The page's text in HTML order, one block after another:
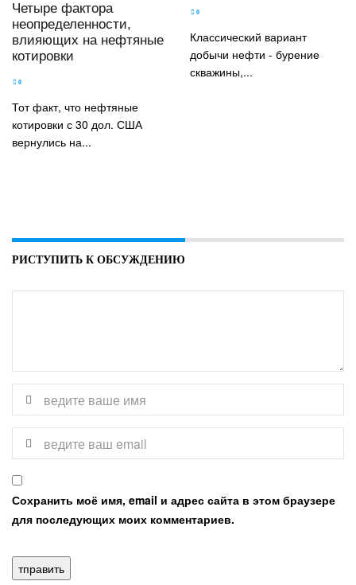
Четыре фактора
неопределенности,
влияющих на нефтяные
котировки
0
Тот факт, что нефтяные
котировки с 30 дол. США
вернулись на...
0
Классический вариант
добычи нефти - бурение
скважины,...
РИСТУПИТЬ К ОБСУЖДЕНИЮ
Сохранить моё имя, email и адрес сайта в этом браузере
для последующих моих комментариев.